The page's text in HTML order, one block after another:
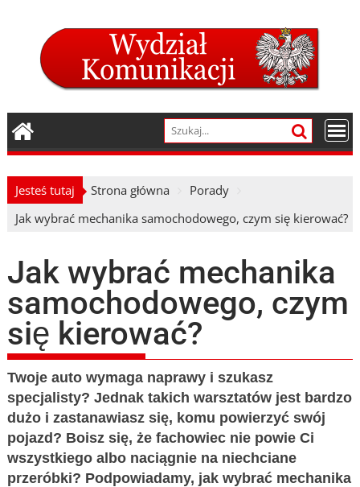
Jesteś tutaj Strona główna
Porady
Jak wybrać mechanika samochodowego, czym się kierować?
Jak wybrać mechanika
samochodowego, czym
się kierować?
Twoje auto wymaga naprawy i szukasz
specjalisty? Jednak takich warsztatów jest bardzo
dużo i zastanawiasz się, komu powierzyć swój
pojazd? Boisz się, że fachowiec nie powie Ci
wszystkiego albo naciągnie na niechciane
przeróbki? Podpowiadamy, jak wybrać mechanika